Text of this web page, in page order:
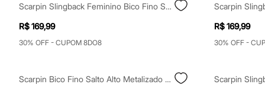
Inverno
Roupas
Bermudas
Casacos e Jaquetas
Scarpin Slingback Feminino Bico Fino Salto Alto Vinho
R$ 169,99
30% OFF - CUPOM 8DO8
R$ 169,99
30% OFF -
Scarpin Bico Fino Salto Alto Metalizado Oneself Bege